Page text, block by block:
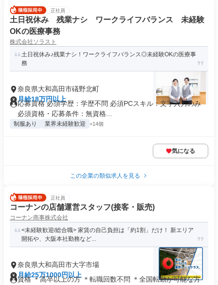
正社員
土日祝休み 残業ナシ ワークライフバランス 未経験
OKの医療事務
株式会社ソラスト
土日祝休み♪残業ナシ！ワークライフバランス◎未経験OKの医療事
務
奈良県大和高田市礒野北町
月給18万円以上
応募資格 必須学歴：学歴不問 必須PCスキル：文字入力のみ
必須資格・応募条件：無資格...
制服あり 業界未経験歓迎 +14個
気になる
この企業の類似求人を見る
正社員
コーナンの店舗運営スタッフ(接客・販売)
コーナン商事株式会社
<未経験歓迎/総合職> 家賃の自己負担は「約1割」だけ！ 新エリア
開拓や、大阪本社勤務など...
奈良県大和高田市大字市場
月給25万1000円以上
資格 ＊高卒以上の方 ＊転職回数不問 ＊全国転勤が可能な方